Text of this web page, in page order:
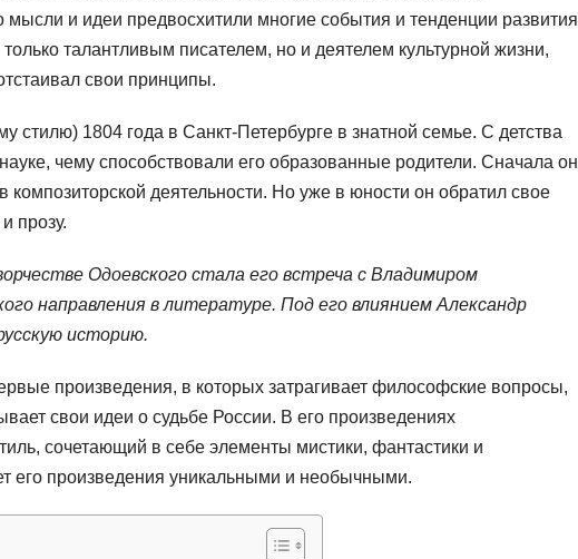
мысли и идеи предвосхитили многие события и тенденции развития
талантливым писателем, но и деятелем культурной жизни,
свои принципы.
стилю) 1804 года в Санкт-Петербурге в знатной семье. С детства
чему способствовали его образованные родители. Сначала он
деятельности. Но уже в юности он обратил свое
прозу.
Одоевского стала его встреча с Владимиром
направления в литературе. Под его влиянием Александр
историю.
произведения, в которых затрагивает философские вопросы,
свои идеи о судьбе России. В его произведениях
сочетающий в себе элементы мистики, фантастики и
его произведения уникальными и необычными.